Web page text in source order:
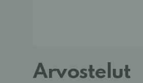
Arvostelut